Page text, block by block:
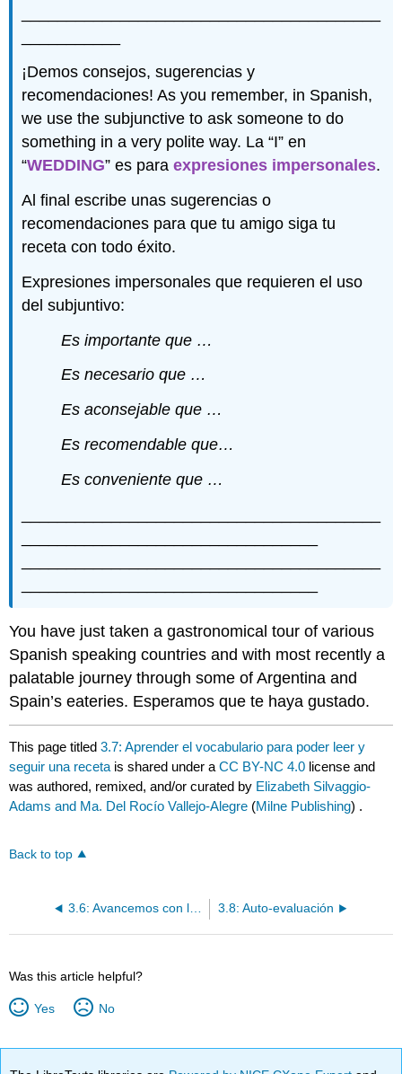
¡Demos consejos, sugerencias y
recomendaciones! As you remember, in Spanish,
we use the subjunctive to ask someone to do
something in a very polite way. La “I” en
“WEDDING” es paraexpresiones impersonales.
Al final escribe unas sugerencias o
recomendaciones para que tu amigo siga tu
receta con todo éxito.
Expresiones impersonales que requieren el uso
del subjuntivo:
Es importante que …
Es necesario que …
Es aconsejable que …
Es recomendable que…
Es conveniente que …
You have just taken a gastronomical tour of various
Spanish speaking countries and with most recently a
palatable journey through some of Argentina and
Spain’s eateries. Esperamos que te haya gustado.
This page titled3.7: Aprender el vocabulario para poder leer y
seguir una receta is shared under aCC BY-NC 4.0 license and
was authored, remixed, and/or curated by Elizabeth Silvaggio-
Adams and Ma. Del Rocío Vallejo-Alegre (Milne Publishing) .
Back to top
3.6: Avancemos con las comparaciones- vamos a comparar comidas, alimentos y restaurantes durante una conversación 3.8: Auto-evaluación
Was this article helpful?
Yes No